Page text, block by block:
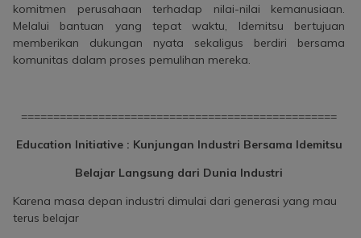
komitmen perusahaan terhadap nilai-nilai kemanusiaan.
Melalui bantuan yang tepat waktu, Idemitsu bertujuan
memberikan dukungan nyata sekaligus berdiri bersama
komunitas dalam proses pemulihan mereka.
=================================================
Education Initiative : Kunjungan Industri Bersama Idemitsu
Belajar Langsung dari Dunia Industri
Karena masa depan industri dimulai dari generasi yang mau
terus belajar